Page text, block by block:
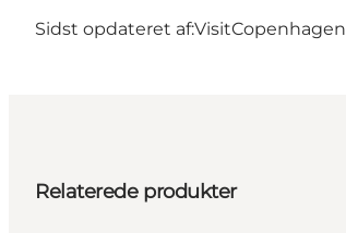
Sidst opdateret af:VisitCopenhagen
Relaterede produkter